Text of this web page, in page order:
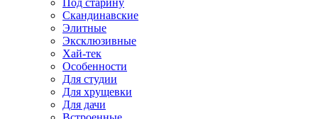
Под старину
Скандинавские
Элитные
Эксклюзивные
Хай-тек
Особенности
Для студии
Для хрущевки
Для дачи